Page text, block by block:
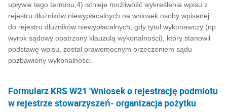
upływie tego terminu;4) istnieje możliwość wykreślenia wpisu z
rejestru dłużników niewypłacalnych na wniosek osoby wpisanej
do rejestru dłużników niewypłacalnych, gdy tytuł wykonawczy (np.
wyrok sądowy opatrzony klauzulą wykonalności), który stanowił
podstawę wpisu, został prawomocnym orzeczeniem sądu
pozbawiony wykonalności.
Formularz KRS W21 'Wniosek o rejestrację podmiotu
w rejestrze stowarzyszeń- organizacja pożytku